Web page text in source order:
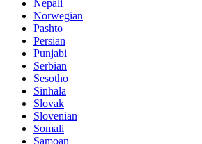
Nepali
Norwegian
Pashto
Persian
Punjabi
Serbian
Sesotho
Sinhala
Slovak
Slovenian
Somali
Samoan